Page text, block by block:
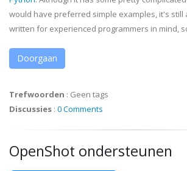
would have preferred simple examples, it's still
written for experienced programmers in mind,
Doorgaan
Trefwoorden : Geen tags
Discussies : 0 Comments
OpenShot ondersteunen